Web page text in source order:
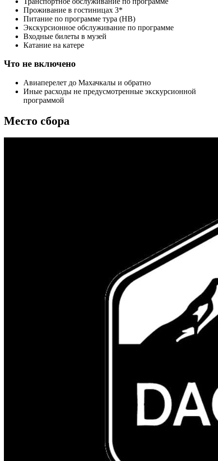
Проживание в гостиницах 3*
Питание по программе тура (НВ)
Экскурсионное обслуживание по программе
Входные билеты в музей
Катание на катере
Что не включено
Авиаперелет до Махачкалы и обратно
Иные расходы не предусмотренные экскурсионной
программой
Место сбора